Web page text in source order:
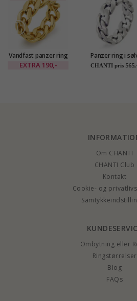
Vandfast panzer ring
i forgyldt stål
EXTRA 190,-
Panzer ring i
CHANTI pris
Om CHANTI
CHANTI Club
Kontakt
Cookie- og
Ombytning eller
Ringstørrelser
Blog
FAQs